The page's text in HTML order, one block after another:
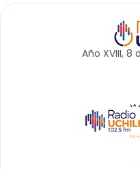
Año XVIII, 8